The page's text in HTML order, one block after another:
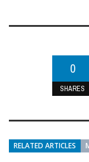
0
SHARES
RELATED ARTICLES